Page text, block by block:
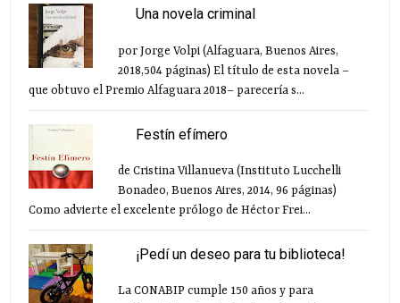
Una novela criminal
por Jorge Volpi (Alfaguara, Buenos Aires,
2018,504 páginas) El título de esta novela –
que obtuvo el Premio Alfaguara 2018– parecería s...
Festín efímero
de Cristina Villanueva (Instituto Lucchelli
Bonadeo, Buenos Aires, 2014, 96 páginas)
Como advierte el excelente prólogo de Héctor Frei...
¡Pedí un deseo para tu biblioteca!
La CONABIP cumple 150 años y para